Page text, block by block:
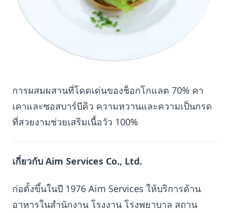
การผสมผสานที่โดดเด่นของช็อกโกแลต 70% คา
เคาและซอสบาร์บีคิว ความหวานและความเป็นกรด
ที่สวยงามช่วยเสริมเนื้อวัว 100%
เกี่ยวกับ Aim Services Co., Ltd.
ก่อตั้งขึ้นในปี 1976 Aim Services ให้บริการด้าน
อาหารในสำนักงาน โรงงาน โรงพยาบาล สถาน